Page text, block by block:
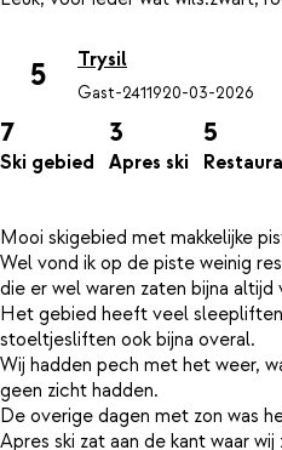
5 Trysil
Gast-2411920-03-2026
7
Ski gebied
3
Apres ski
5
Mooi skigebied met makkelijke
Wel vond ik op de piste weinig
die er wel waren zaten bijna altijd
Het gebied heeft veel
stoeltjesliften ook bijna overal.
Wij hadden pech met het weer,
geen zicht hadden.
De overige dagen met zon was
Apres ski zat aan de kant waar